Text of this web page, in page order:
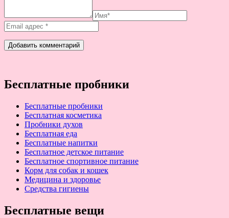
Бесплатные пробники
Бесплатные пробники
Бесплатная косметика
Пробники духов
Бесплатная еда
Бесплатные напитки
Бесплатное детское питание
Бесплатное спортивное питание
Корм для собак и кошек
Медицина и здоровье
Средства гигиены
Бесплатные вещи